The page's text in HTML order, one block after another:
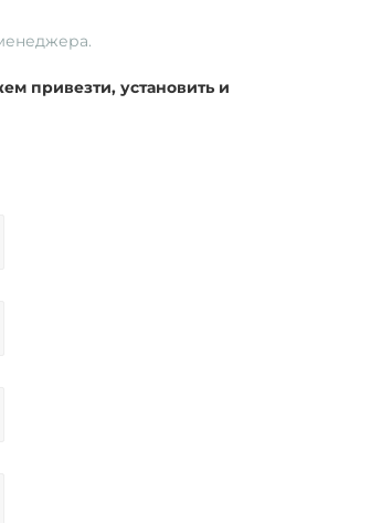
привезти, установить и